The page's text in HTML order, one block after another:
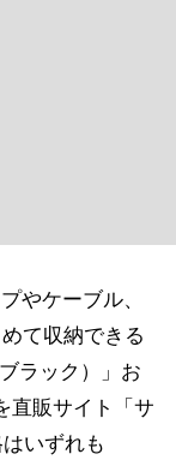
やケーブル、
て収納できる
ラック）」お
直販サイト「サ
いずれも